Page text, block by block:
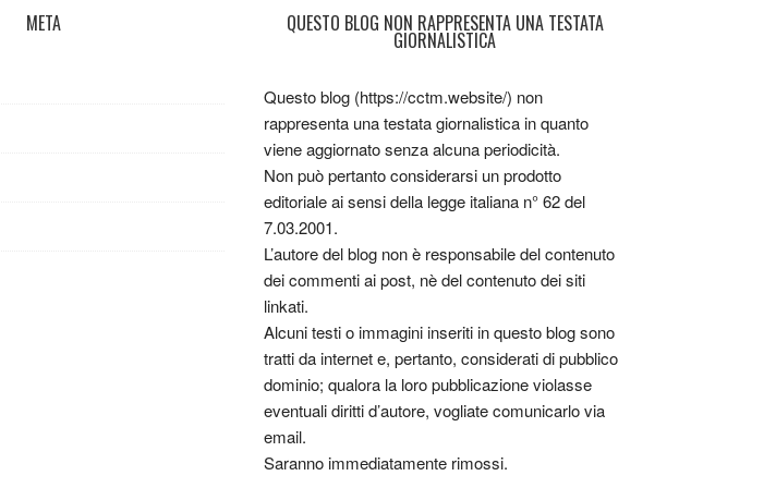
META QUESTO BLOG NON RAPPRESENTA UNA TESTATA
GIORNALISTICA
Questo blog (https://cctm.website/) non
rappresenta una testata giornalistica in quanto
viene aggiornato senza alcuna periodicità.
Non può pertanto considerarsi un prodotto
editoriale ai sensi della legge italiana n° 62 del
7.03.2001.
L’autore del blog non è responsabile del contenuto
dei commenti ai post, nè del contenuto dei siti
linkati.
Alcuni testi o immagini inseriti in questo blog sono
tratti da internet e, pertanto, considerati di pubblico
dominio; qualora la loro pubblicazione violasse
eventuali diritti d’autore, vogliate comunicarlo via
email.
Saranno immediatamente rimossi.